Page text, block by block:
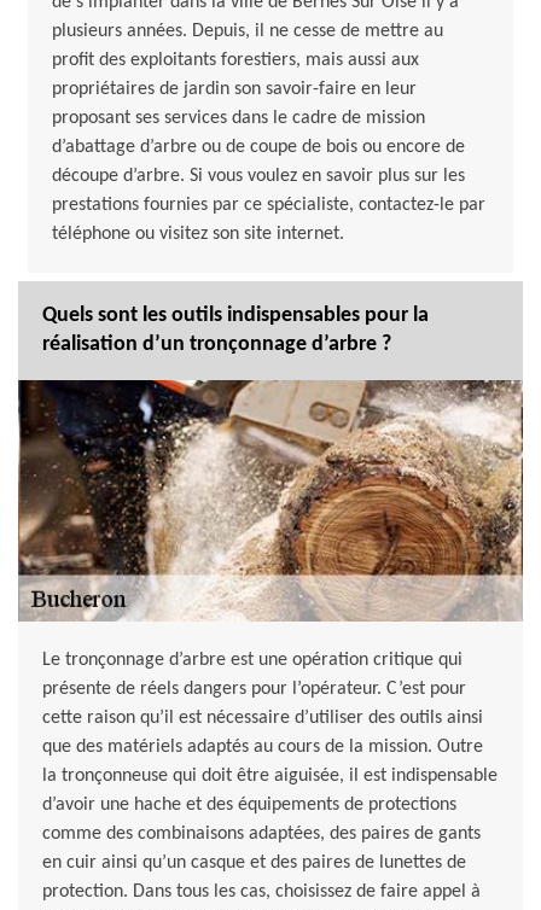
plusieurs années. Depuis, il ne cesse de mettre au
profit des exploitants forestiers, mais aussi aux
propriétaires de jardin son savoir-faire en leur
proposant ses services dans le cadre de mission
d’abattage d’arbre ou de coupe de bois ou encore de
découpe d’arbre. Si vous voulez en savoir plus sur les
prestations fournies par ce spécialiste, contactez-le par
téléphone ou visitez son site internet.
Quels sont les outils indispensables pour la
réalisation d’un tronçonnage d’arbre ?
Le tronçonnage d’arbre est une opération critique qui
présente de réels dangers pour l’opérateur. C’est pour
cette raison qu’il est nécessaire d’utiliser des outils ainsi
que des matériels adaptés au cours de la mission. Outre
la tronçonneuse qui doit être aiguisée, il est indispensable
d’avoir une hache et des équipements de protections
comme des combinaisons adaptées, des paires de gants
en cuir ainsi qu’un casque et des paires de lunettes de
protection. Dans tous les cas, choisissez de faire appel à